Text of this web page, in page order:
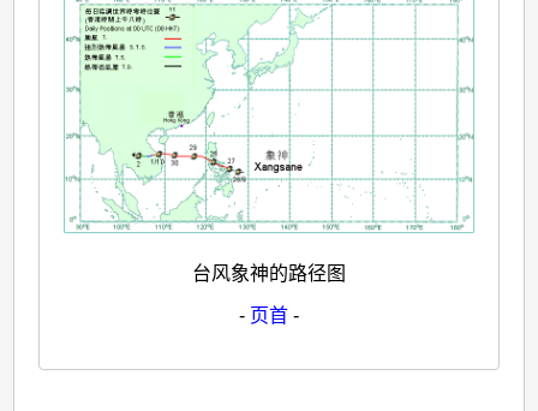
台风象神的路径图
- 页首 -